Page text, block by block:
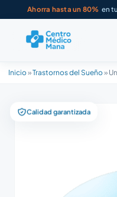
Ahorra hasta un 80% en
Inicio»Trastornos del Sueño»
Calidad garantizada